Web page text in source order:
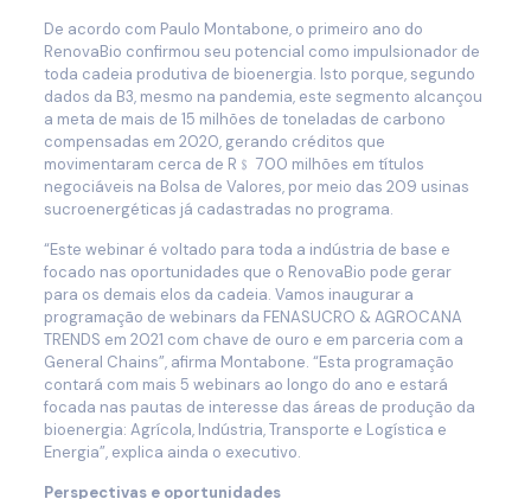
De acordo com Paulo Montabone, o primeiro ano do
RenovaBio confirmou seu potencial como impulsionador de
toda cadeia produtiva de bioenergia. Isto porque, segundo
dados da B3, mesmo na pandemia, este segmento alcançou
a meta de mais de 15 milhões de toneladas de carbono
compensadas em 2020, gerando créditos que
movimentaram cerca de R﹩ 700 milhões em títulos
negociáveis na Bolsa de Valores, por meio das 209 usinas
sucroenergéticas já cadastradas no programa.
“Este webinar é voltado para toda a indústria de base e
focado nas oportunidades que o RenovaBio pode gerar
para os demais elos da cadeia. Vamos inaugurar a
programação de webinars da FENASUCRO & AGROCANA
TRENDS em 2021 com chave de ouro e em parceria com a
General Chains”, afirma Montabone. “Esta programação
contará com mais 5 webinars ao longo do ano e estará
focada nas pautas de interesse das áreas de produção da
bioenergia: Agrícola, Indústria, Transporte e Logística e
Energia”, explica ainda o executivo.
Perspectivas e oportunidades